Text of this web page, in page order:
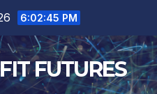
6:02:46 PM
FUTURES